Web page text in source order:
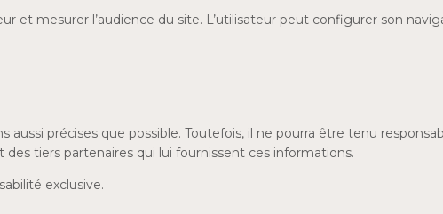
et mesurer l’audience du site. L’utilisateur peut configurer son
aussi précises que possible. Toutefois, il ne pourra être tenu
des tiers partenaires qui lui fournissent ces informations.
exclusive.